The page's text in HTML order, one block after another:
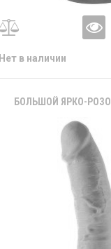
Нет в наличии
БОЛЬШОЙ ЯРКО-